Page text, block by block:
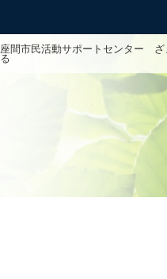
座間市民活動サポートセンター ざ
る